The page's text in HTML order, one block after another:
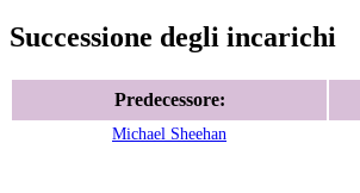
Successione degli incarichi
Predecessore:
Michael Sheehan